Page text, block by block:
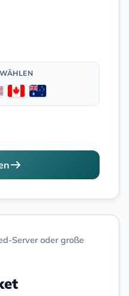
Server oder große